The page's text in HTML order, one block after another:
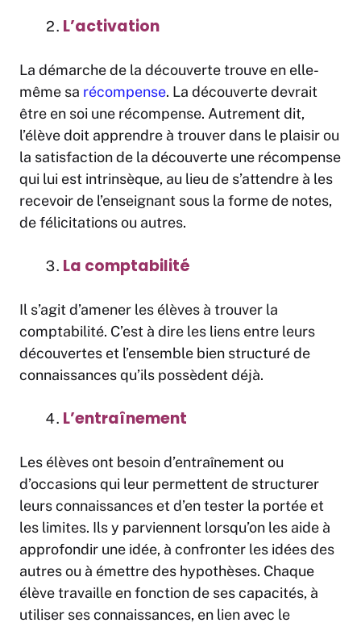
L’activation
La démarche de la découverte trouve en elle-
même sa récompense. La découverte devrait
être en soi une récompense. Autrement dit,
l’élève doit apprendre à trouver dans le plaisir ou
la satisfaction de la découverte une récompense
qui lui est intrinsèque, au lieu de s’attendre à les
recevoir de l’enseignant sous la forme de notes,
de félicitations ou autres.
La comptabilité
Il s’agit d’amener les élèves à trouver la
comptabilité. C’est à dire les liens entre leurs
découvertes et l’ensemble bien structuré de
connaissances qu’ils possèdent déjà.
L’entraînement
Les élèves ont besoin d’entraînement ou
d’occasions qui leur permettent de structurer
leurs connaissances et d’en tester la portée et
les limites. Ils y parviennent lorsqu’on les aide à
approfondir une idée, à confronter les idées des
autres ou à émettre des hypothèses. Chaque
élève travaille en fonction de ses capacités, à
utiliser ses connaissances, en lien avec le